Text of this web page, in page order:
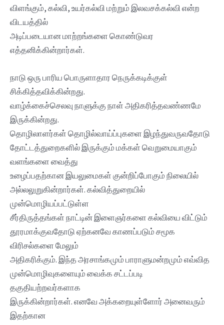
விளங்கும், கல்வி, உயர்கல்வி மற்றும் இலவசக்கல்வி என்ற
விடயத்தில்
அடிப்படையான மாற்றங்களை கொண்டுவர
எத்தனிக்கின்றார்கள்.
நாடு ஒரு பாரிய பொருளாதார நெருக்கடிக்குள்
சிக்கித்தவிக்கின்றது.
வாழ்க்கைச்செலவு நாளுக்கு நாள் அதிகரித்தவண்ணமே
இருக்கின்றது.
தொழிலாளர்கள் தொழில்வாய்ப்புகளை இழந்துவருவதோடு
தோட்டத்துறைகளில் இருக்கும் மக்கள் வெறுமையாகும்
வளங்களை வைத்து
உழைப்பதற்கான இயலுமைகள் குன்றிப்போகும் நிலையில்
அல்லலுறுகின்றார்கள். கல்வித்துறையில்
முன்மொழியப்பட்டுள்ள
சீர்திருத்தங்கள் நாட்டின் இளைஞர்களை கல்வியை விட்டும்
தூரமாக்குவதோடு ஏற்கனவே காணப்படும் சமூக
விரிசல்களை மேலும்
அதிகரிக்கும். இந்த அரசாங்கமும் பாராளுமன்றமும் எவ்வித
முன்மொழிவுகளையும் வைக்க சட்டப்படி
தகுதியற்றவர்களாக
இருக்கின்றார்கள். எனவே அக்கறையுள்ளோர் அனைவரும்
இதற்கான